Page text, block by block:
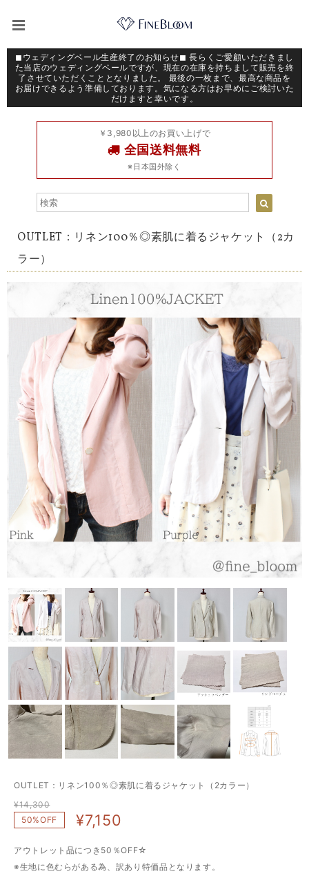
◼︎ウェディングベール生産終了のお知らせ◼︎ 長らくご愛顧いただきまし
た当店のウェディングベールですが、現在の在庫を持ちまして販売を終
了させていただくこととなりました。 最後の一枚まで、最高な商品を
お届けできるよう準備しております。気になる方はお早めにご検討いた
だけますと幸いです。
￥3,980以上のお買い上げで
全国送料無料
※日本国外除く
OUTLET：リネン100％◎素肌に着るジャケット（2カ
ラー）
OUTLET：リネン100％◎素肌に着るジャケット（2カラー）
¥14,300
50%OFF
¥7,150
アウトレット品につき50％OFF☆
※生地に色むらがある為、訳あり特価品となります。